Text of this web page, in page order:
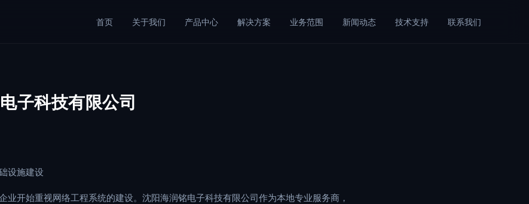
首页 关于我们 产品中心 解决方案 业务范围 新闻动态 技术支持 联系我们
子科技有限公司
设施建设
业开始重视网络工程系统的建设。沈阳海润铭电子科技有限公司作为本地专业服务商，